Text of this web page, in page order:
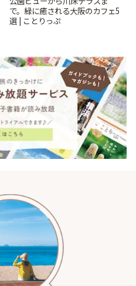
で。緑に癒される大阪のカフェ5
選 | ことりっぷ